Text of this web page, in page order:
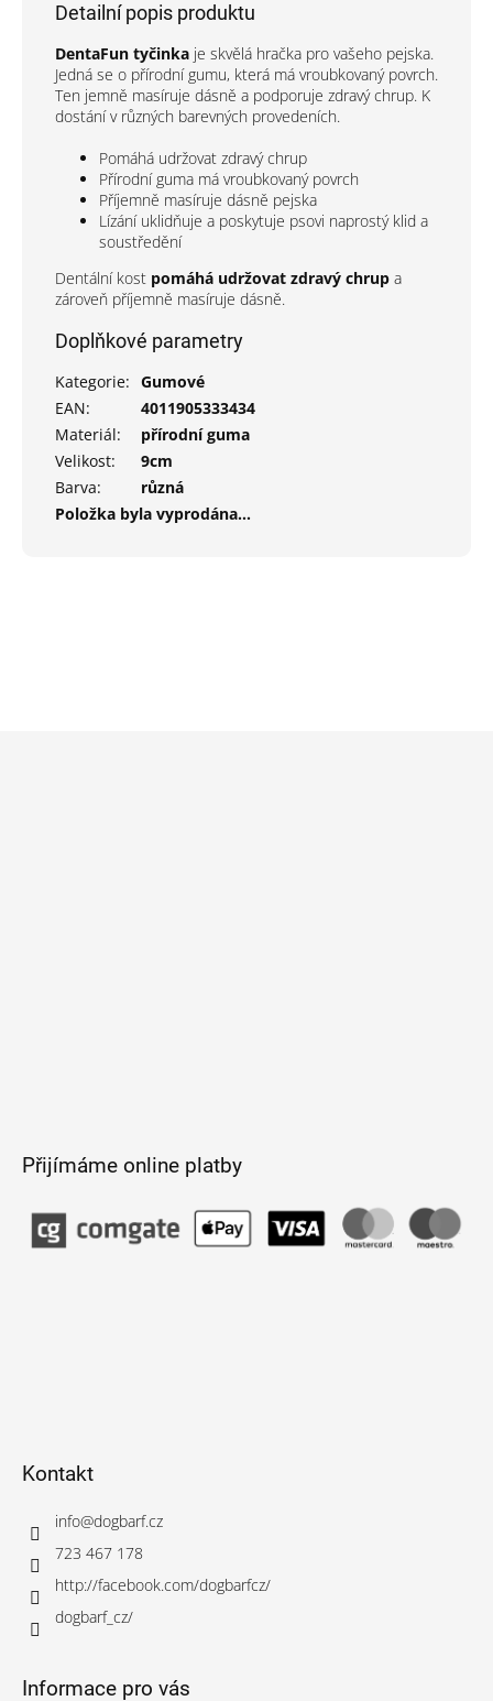
Detailní popis produktu
DentaFun tyčinka je skvělá hračka pro vašeho pejska.
Jedná se o přírodní gumu, která má vroubkovaný povrch.
Ten jemně masíruje dásně a podporuje zdravý chrup. K
dostání v různých barevných provedeních.
Pomáhá udržovat zdravý chrup
Přírodní guma má vroubkovaný povrch
Příjemně masíruje dásně pejska
Lízání uklidňuje a poskytuje psovi naprostý klid a
soustředění
Dentální kost pomáhá udržovat zdravý chrup a
zároveň příjemně masíruje dásně.
Doplňkové parametry
Kategorie: Gumové
EAN:
4011905333434
Materiál:
přírodní guma
Velikost:
9cm
Barva:
různá
Položka byla vyprodána…
Přijímáme online platby
Kontakt
info@dogbarf.cz
723 467 178
http://facebook.com/dogbarfcz/
dogbarf_cz/
Informace pro vás